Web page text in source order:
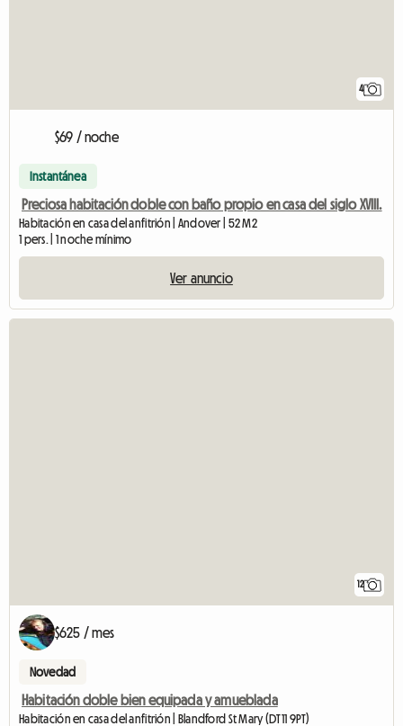
4
$69 / noche
Instantánea
Preciosa habitación doble con baño propio en casa del siglo XVIII.
Habitación en casa del anfitrión | Andover | 52 M2
1 pers. | 1 noche mínimo
Ver anuncio
12
$625 / mes
Novedad
Habitación doble bien equipada y amueblada
Habitación en casa del anfitrión | Blandford St Mary (DT11 9PT)